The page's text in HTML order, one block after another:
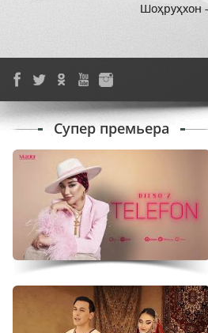
Шоҳруҳхон
Супер премьера